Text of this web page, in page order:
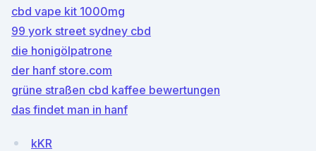
cbd vape kit 1000mg
99 york street sydney cbd
die honigölpatrone
der hanf store.com
grüne straßen cbd kaffee bewertungen
das findet man in hanf
kKR